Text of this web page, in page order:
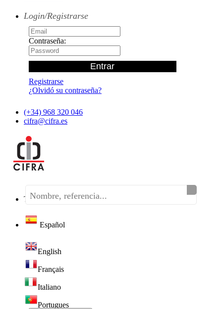
Login/Registrarse
Contraseña:
Registrarse
¿Olvidó su contraseña?
(+34) 968 320 046
cifra@cifra.es
Teléfono:(+34) 968 320 046
Español
English
Français
Italiano
Portugues